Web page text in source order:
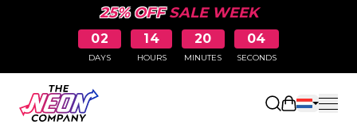
25% OFFSALE WEEK
02
DAYS
14
HOURS
20
MINUTES
04
SECONDS
PAGINA NIET